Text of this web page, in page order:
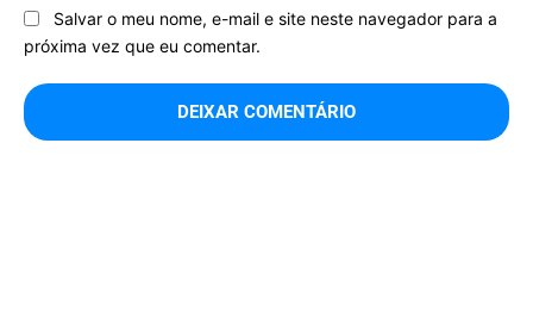
Salvar o meu nome, e-mail e site neste navegador para a
próxima vez que eu comentar.